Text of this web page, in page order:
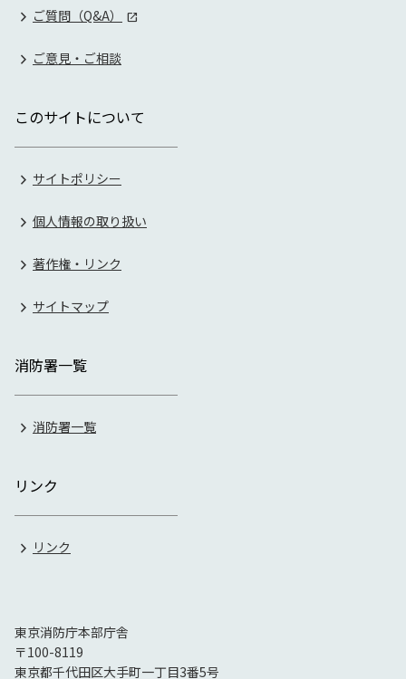
ご質問（Q&A）
ご意見・ご相談
このサイトについて
サイトポリシー
個人情報の取り扱い
著作権・リンク
サイトマップ
消防署一覧
消防署一覧
リンク
リンク
東京消防庁本部庁舎
〒100-8119
東京都千代田区大手町一丁目3番5号